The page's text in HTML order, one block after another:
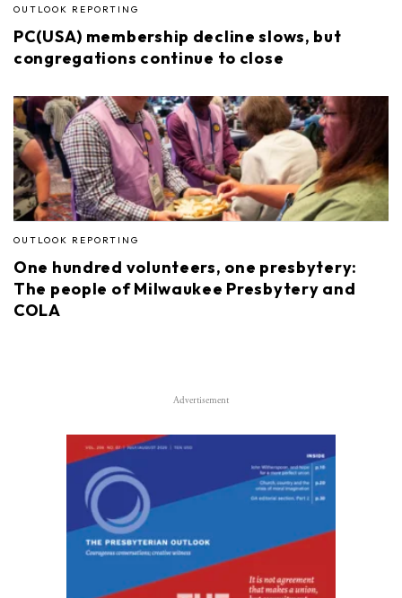
OUTLOOK REPORTING
PC(USA) membership decline slows, but
congregations continue to close
OUTLOOK REPORTING
One hundred volunteers, one presbytery:
The people of Milwaukee Presbytery and
COLA
Advertisement